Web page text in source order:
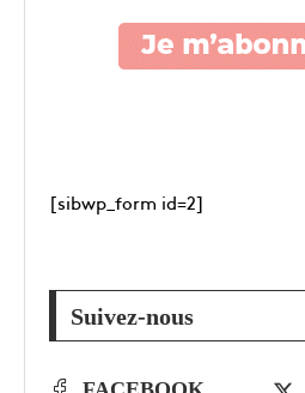
[sibwp_form id=2]
Suivez-nous